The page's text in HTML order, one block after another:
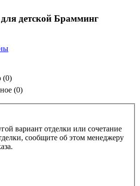
детской Брамминг
(0)
(0)
вариант отделки или сочетание
сообщите об этом менеджеру